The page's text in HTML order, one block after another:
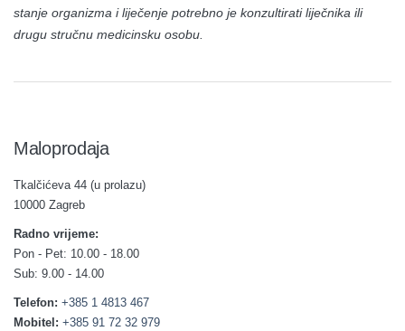
stanje organizma i liječenje potrebno je konzultirati liječnika ili
drugu stručnu medicinsku osobu.
Maloprodaja
Tkalčićeva 44 (u prolazu)
10000 Zagreb
Radno vrijeme:
Pon - Pet: 10.00 - 18.00
Sub: 9.00 - 14.00
Telefon: +385 1 4813 467
Mobitel: +385 91 72 32 979